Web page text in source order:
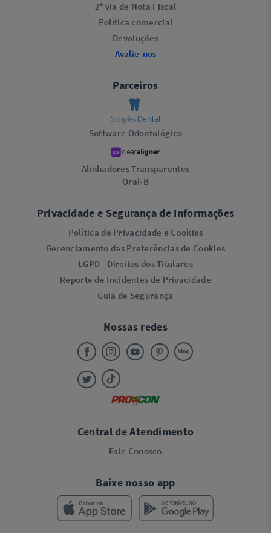
2ª via de Nota Fiscal
Política comercial
Devoluções
Avalie-nos
Parceiros
Software Odontológico
Alinhadores Transparentes
Oral-B
Privacidade e Segurança de Informações
Política de Privacidade e Cookies
Gerenciamento das Preferências de Cookies
LGPD - Direitos dos Titulares
Reporte de Incidentes de Privacidade
Guia de Segurança
Nossas redes
Central de Atendimento
Fale Conosco
Baixe nosso app